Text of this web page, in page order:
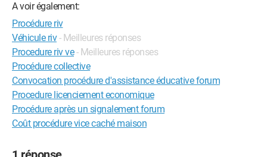
A voir également:
Procédure riv
Véhicule riv - Meilleures réponses
Procedure riv ve - Meilleures réponses
Procédure collective
Convocation procédure d'assistance éducative forum
Procedure licenciement economique
Procédure après un signalement forum
Coût procédure vice caché maison